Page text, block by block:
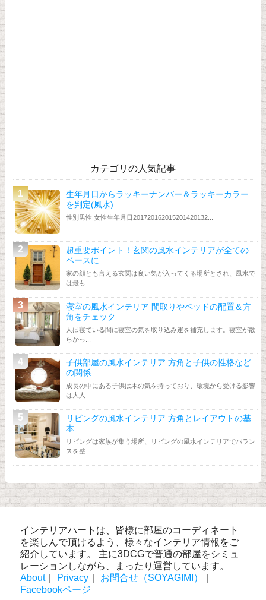
カテゴリの人気記事
生年月日からラッキーナンバー＆ラッキーカラー
を判定(風水)
性別男性 女性生年月日201720162015201420132...
超重要ポイント！玄関の風水インテリアが全ての
ベースに
家の顔とも言える玄関は良い気が入ってくる場所とされ、風水で
は最も...
寝室の風水インテリア 間取りやベッドの配置＆方
角をチェック
人は寝ている間に寝室の気を取り込み運を補充します。寝室が散
らかっ...
子供部屋の風水インテリア 方角と子供の性格など
の関係
成長の中にある子供は木の気を持っており、環境から受ける影響
は大人...
リビングの風水インテリア 方角とレイアウトの基
本
リビングは家族が集う場所、リビングの風水インテリアでバラン
スを整...
インテリアハートは、皆様に部屋のコーディネート
を楽しんで頂けるよう、様々なインテリア情報をご
紹介しています。 主に3DCGで普通の部屋をシミュ
レーションしながら、まったり運営しています。
About｜ Privacy お問合せ（SOYAGIMI）
Facebookページ